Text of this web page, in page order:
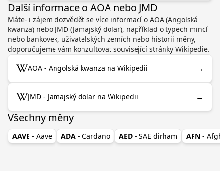
Další informace o AOA nebo JMD
Máte-li zájem dozvědět se více informací o AOA (Angolská
kwanza) nebo JMD (Jamajský dolar), například o typech mincí
nebo bankovek, uživatelských zemích nebo historii měny,
doporučujeme vám konzultovat související stránky Wikipedie.
AOA - Angolská kwanza na Wikipedii →
JMD - Jamajský dolar na Wikipedii →
Všechny měny
AAVE - Aave ADA - Cardano AED - SAE dirham AFN -